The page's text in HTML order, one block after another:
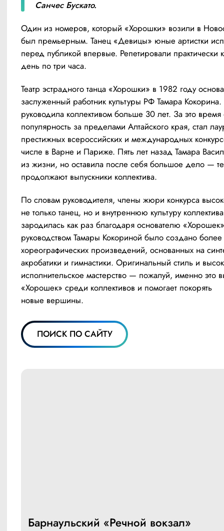
Санчес Бускато.
Один из номеров, который «Хорошки» возили в
был премьерным. Танец «Девицы» юные артистки
перед публикой впервые. Репетировали практически
день по три часа.
Театр эстрадного танца «Хорошки» в 1982 году
заслуженный работник культуры РФ Тамара
руководила коллективом больше 30 лет. За это
популярность за пределами Алтайского края, стал
престижных всероссийских и международных
числе в Варне и Париже. Пять лет назад Тамара
из жизни, но оставила после себя большое дело —
продолжают выпускники коллектива.
По словам руководителя, члены жюри конкурса
не только танец, но и внутреннюю культуру
зародилась как раз благодаря основателю
руководством Тамары Кокориной было создано
хореографических произведений, основанных на
акробатики и гимнастики. Оригинальный стиль и
исполнительское мастерство — пожалуй, именно это
«Хорошек» среди коллективов и помогает покорять
новые вершины.
ПОИСК ПО САЙТУ
Барнаульский «Речной вокзал»